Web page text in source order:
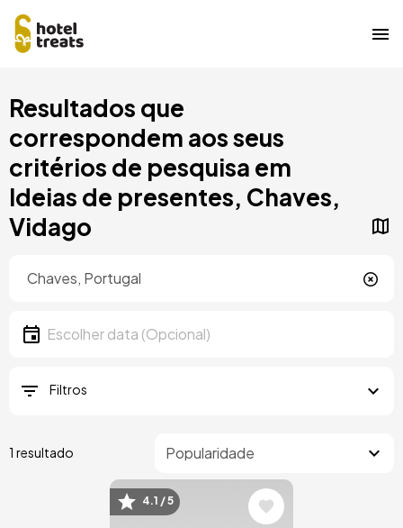
para
conteúdo
principal
Resultados que
correspondem aos seus
critérios de pesquisa em
Ideias de presentes, Chaves,
Vidago
Data
Escolher data
Filtros
1 resultado
Imagem
4.1 / 5